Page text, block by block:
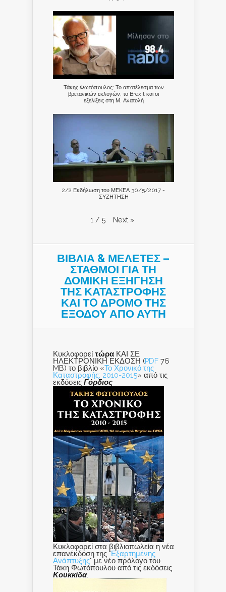
Τάκης Φωτόπουλος: Το αποτέλεσμα των
βρετανικών εκλογών, το Brexit και οι
εξελίξεις στη Μ. Ανατολή
2/2 Εκδήλωση του ΜΕΚΕΑ 30/5/2017 -
ΣΥΖΗΤΗΣΗ
1 / 5 Next »
ΒΙΒΛΙΑ & ΜΕΛΕΤΕΣ –
ΣΤΑΘΜΟΙ ΓΙΑ ΤΗ
ΔΟΜΙΚΗ ΕΞΗΓΗΣΗ
ΤΗΣ ΚΑΤΑΣΤΡΟΦΗΣ
ΚΑΙ ΤO ΔΡΟΜΟ ΤΗΣ
ΕΞΟΔΟΥ ΑΠΟ ΑΥΤΗ
Κυκλοφορεί τώρα ΚΑΙ ΣΕ
ΗΛΕΚΤΡΟΝΙΚΗ ΕΚΔΟΣΗ (PDF 76
MB) το βιβλίο «Το Χρονικό της
Καταστροφής: 2010-2015» από τις
εκδόσεις Γόρδιος
Κυκλοφορεί στα βιβλιοπωλεία η νέα
επανέκδοση της "Εξαρτημένης
Ανάπτυξης" με νέο πρόλογο του
Τάκη Φωτόπουλου από τις εκδόσεις
Κουκκίδα.